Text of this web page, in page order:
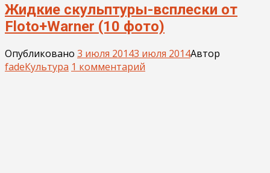
Жидкие скульптуры-всплески от
Floto+Warner (10 фото)
Опубликовано 3 июля 20143 июля 2014Автор
fadeКультура 1 комментарий